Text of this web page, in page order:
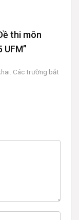
thi môn
UFM”
Các trường bắt